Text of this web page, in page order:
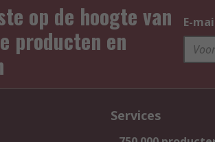
op de hoogte van
producten en
E-
Services